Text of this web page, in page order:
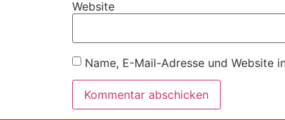
Website
Name, E-Mail-Adresse und Website